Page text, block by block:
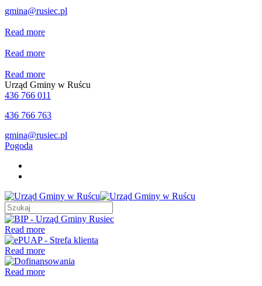
gmina@rusiec.pl
Read more
Read more
Read more
Urząd Gminy w Ruścu
436 766 011
436 766 763
gmina@rusiec.pl
Pogoda
Read more
Read more
Read more